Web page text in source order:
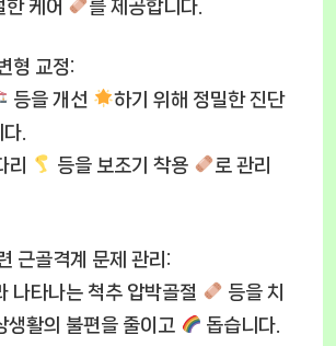
한 케어 를 제공합니다.
형 교정:
등을 개선
하기 위해 정밀한 진단
.
리
등을 보조기 착용
로 관리
근골격계 문제 관리 :
나타나는 척추 압박골절
등을 치
생활의 불편을 줄이고
돕습니다.